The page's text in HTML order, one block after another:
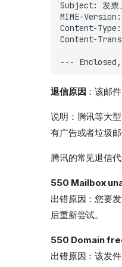
Subject:
MIME-Version:
Content-Type:
Content-
--- Enclosed,
退信原因 ：该邮
说明：腾讯等大
有广告或者垃圾
腾讯的常见退信
550 Mailbox
出错原因：您要
后重新尝试。
550 Domain
出错原因：该发